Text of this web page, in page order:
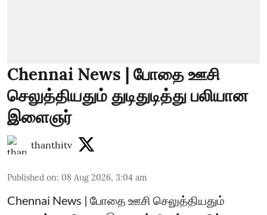
Chennai News | போதை ஊசி
செலுத்தியதும் துடிதுடித்து பலியான
இளைஞர்
thanthitv
Published on: 08 Aug 2026, 3:04 am
Chennai News | போதை ஊசி செலுத்தியதும்